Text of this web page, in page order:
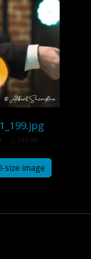
56.0 KB
size image